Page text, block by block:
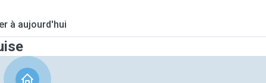
à aujourd'hui